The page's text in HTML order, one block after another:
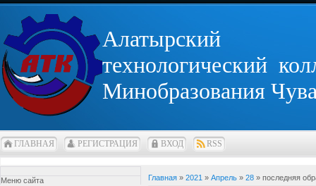
Алатырский
технологический
Минобразования
ГЛАВНАЯ РЕГИСТРАЦИЯ ВХОД RSS
Меню сайта Главная » 2021 » Апрель » 28 » последняя